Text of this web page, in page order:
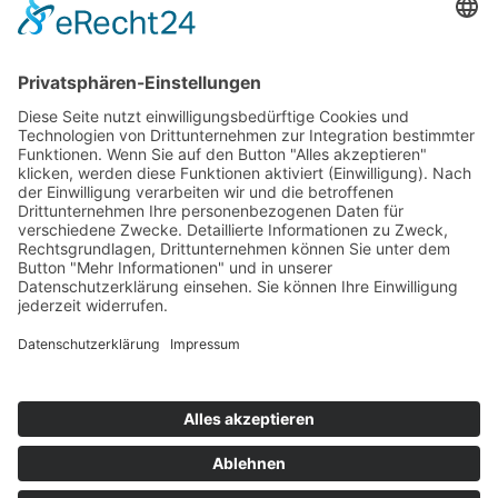
Impressum
AGB
Cookie-Einstellungen
Werbe-Einwilligungen